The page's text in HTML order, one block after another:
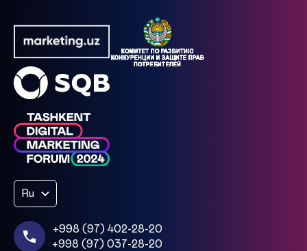
Ru
+998 (97) 402-28-20
+998 (97) 037-28-20